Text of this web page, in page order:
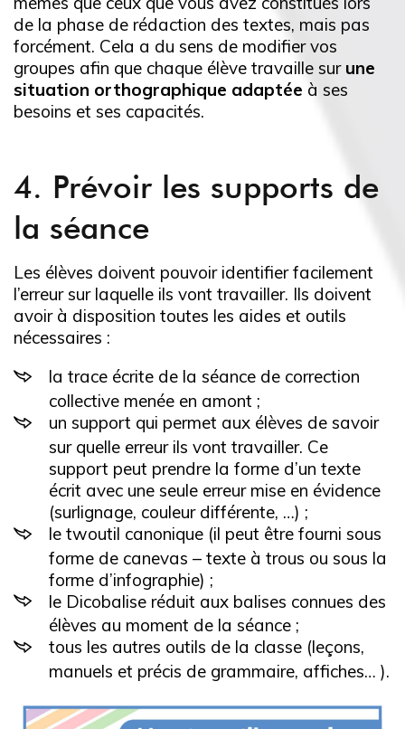
de la phase de rédaction des textes, mais pas
forcément. Cela a du sens de modifier vos
groupes afin que chaque élève travaille sur une
situation orthographique adaptée à ses
besoins et ses capacités.
4. Prévoir les supports de
la séance
Les élèves doivent pouvoir identifier facilement
l’erreur sur laquelle ils vont travailler. Ils doivent
avoir à disposition toutes les aides et outils
nécessaires :
la trace écrite de la séance de correction
collective menée en amont ;
un support qui permet aux élèves de savoir
sur quelle erreur ils vont travailler. Ce
support peut prendre la forme d’un texte
écrit avec une seule erreur mise en évidence
(surlignage, couleur différente, …) ;
le twoutil canonique (il peut être fourni sous
forme de canevas – texte à trous ou sous la
forme d’infographie) ;
le Dicobalise réduit aux balises connues des
élèves au moment de la séance ;
tous les autres outils de la classe (leçons,
manuels et précis de grammaire, affiches… ).